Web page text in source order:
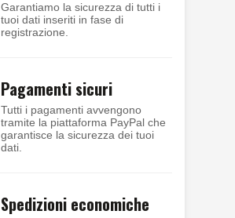
Garantiamo la sicurezza di tutti i
tuoi dati inseriti in fase di
registrazione.
Pagamenti sicuri
Tutti i pagamenti avvengono
tramite la piattaforma PayPal che
garantisce la sicurezza dei tuoi
dati.
Spedizioni economiche